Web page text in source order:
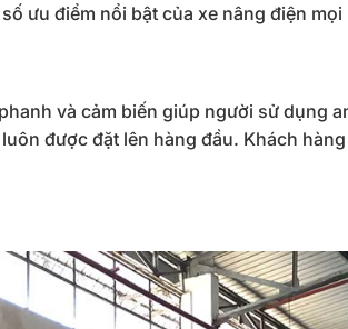
ưu điểm nổi bật của xe nâng điện
và cảm biến giúp người sử dụng
được đặt lên hàng đầu. Khách